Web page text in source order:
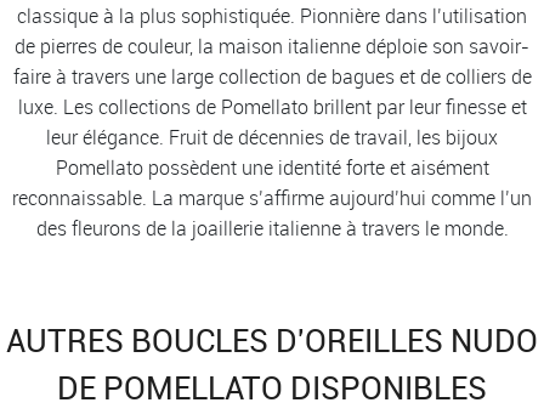
classique à la plus sophistiquée. Pionnière dans l’utilisation
de pierres de couleur, la maison italienne déploie son savoir-
faire à travers une large collection de bagues et de colliers de
luxe. Les collections de Pomellato brillent par leur finesse et
leur élégance. Fruit de décennies de travail, les bijoux
Pomellato possèdent une identité forte et aisément
reconnaissable. La marque s’affirme aujourd’hui comme l’un
des fleurons de la joaillerie italienne à travers le monde.
AUTRES BOUCLES D'OREILLES NUDO
DE POMELLATO DISPONIBLES